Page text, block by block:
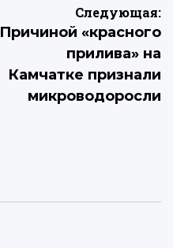
Следующая:
Причиной «красного
прилива» на
Камчатке признали
микроводоросли